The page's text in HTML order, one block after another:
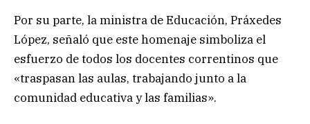
Por su parte, la ministra de Educación, Práxedes
López, señaló que este homenaje simboliza el
esfuerzo de todos los docentes correntinos que
«traspasan las aulas, trabajando junto a la
comunidad educativa y las familias».